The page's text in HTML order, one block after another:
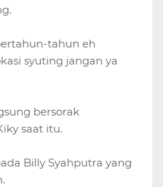
tahun eh
syuting jangan ya
bersorak
saat itu.
Billy Syahputra yang